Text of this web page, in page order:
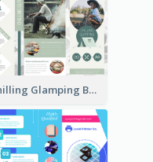
Chilling Glamping Brochure